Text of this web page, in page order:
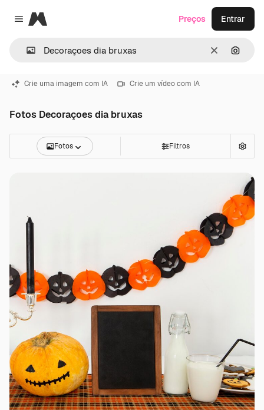
Close menu
Magnific
Limpar
Preços Entrar
Crie uma imagem com IA Crie um vídeo com IA
Fotos Decoraçoes dia bruxas
Fotos Filtros